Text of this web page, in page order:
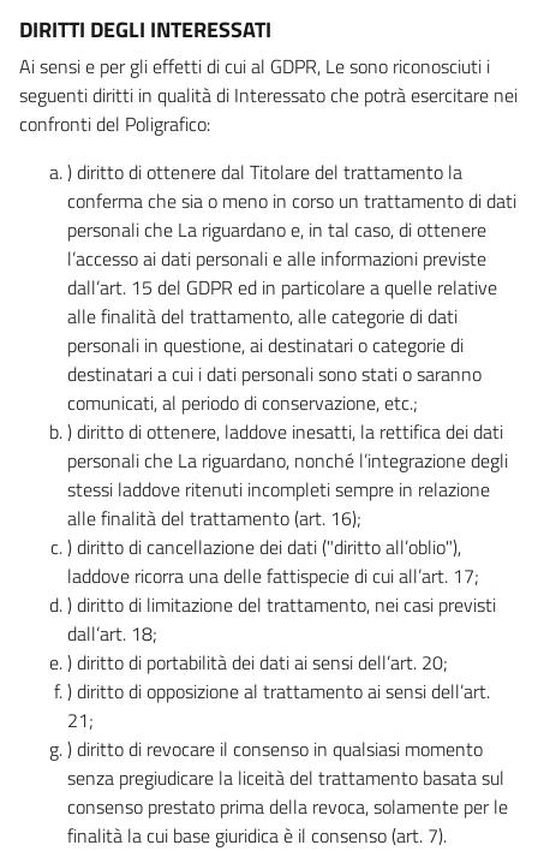
DIRITTI DEGLI INTERESSATI
Ai sensi e per gli effetti di cui al GDPR, Le sono riconosciuti i
seguenti diritti in qualità di Interessato che potrà esercitare nei
confronti del Poligrafico:
) diritto di ottenere dal Titolare del trattamento la
conferma che sia o meno in corso un trattamento di dati
personali che La riguardano e, in tal caso, di ottenere
l’accesso ai dati personali e alle informazioni previste
dall’art. 15 del GDPR ed in particolare a quelle relative
alle finalità del trattamento, alle categorie di dati
personali in questione, ai destinatari o categorie di
destinatari a cui i dati personali sono stati o saranno
comunicati, al periodo di conservazione, etc.;
) diritto di ottenere, laddove inesatti, la rettifica dei dati
personali che La riguardano, nonché l’integrazione degli
stessi laddove ritenuti incompleti sempre in relazione
alle finalità del trattamento (art. 16);
) diritto di cancellazione dei dati ("diritto all’oblio"),
laddove ricorra una delle fattispecie di cui all’art. 17;
) diritto di limitazione del trattamento, nei casi previsti
dall’art. 18;
) diritto di portabilità dei dati ai sensi dell’art. 20;
) diritto di opposizione al trattamento ai sensi dell’art.
21;
) diritto di revocare il consenso in qualsiasi momento
senza pregiudicare la liceità del trattamento basata sul
consenso prestato prima della revoca, solamente per le
finalità la cui base giuridica è il consenso (art. 7).